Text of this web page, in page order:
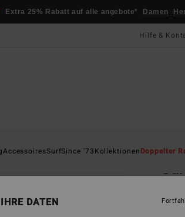
Extra 25% Rabatt auf alle angebote* Damen
Hilfe &
AccessoiresSurfSince '73KollektionenDoppelter
DATEN